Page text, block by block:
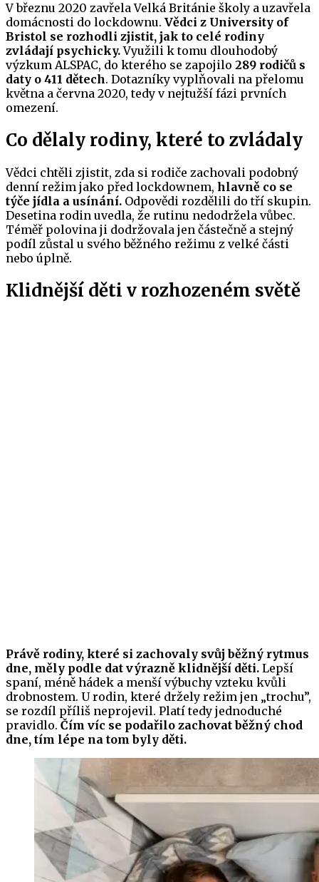
V březnu 2020 zavřela Velká Británie školy a uzavřela
domácnosti do lockdownu. Vědci z University of
Bristol se rozhodli zjistit, jak to celé rodiny
zvládají psychicky.Využili k tomu dlouhodobý
výzkum ALSPAC, do kterého se zapojilo 289 rodičů s
daty o 411 dětech. Dotazníky vyplňovali na přelomu
května a června 2020, tedy v nejtužší fázi prvních
omezení.
Co dělaly rodiny, které to zvládaly
Vědci chtěli zjistit, zda si rodiče zachovali podobný
denní režim jako před lockdownem, hlavně co se
týče jídla a usínání. Odpovědi rozdělili do tří skupin.
Desetina rodin uvedla, že rutinu nedodržela vůbec.
Téměř polovina ji dodržovala jen částečně a stejný
podíl zůstal u svého běžného režimu z velké části
nebo úplně.
Klidnější děti v rozhozeném světě
Právě rodiny, které si zachovaly svůj běžný rytmus
dne, měly podle dat výrazně klidnější děti. Lepší
spaní, méně hádek a menší výbuchy vzteku kvůli
drobnostem. U rodin, které držely režim jen „trochu”,
se rozdíl příliš neprojevil. Platí tedy jednoduché
pravidlo. Čím víc se podařilo zachovat běžný chod
dne, tím lépe na tom byly děti.